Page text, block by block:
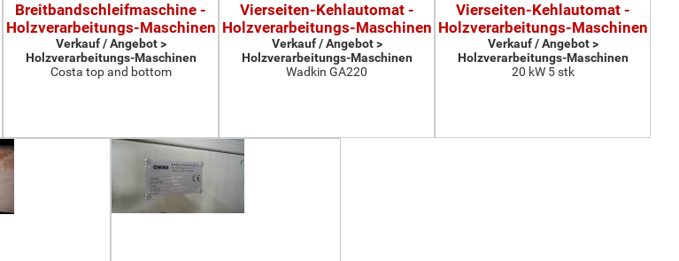
Breitbandschleifmaschine -
Holzverarbeitungs-Maschinen
Verkauf / Angebot >
Holzverarbeitungs-Maschinen
Costa top and bottom
Vierseiten-Kehlautomat -
Holzverarbeitungs-Maschinen
Verkauf / Angebot >
Holzverarbeitungs-Maschinen
Wadkin GA220
Vierseiten-Kehlautomat -
Holzverarbeitungs-Maschinen
Verkauf / Angebot >
Holzverarbeitungs-Maschinen
20 kW 5 stk